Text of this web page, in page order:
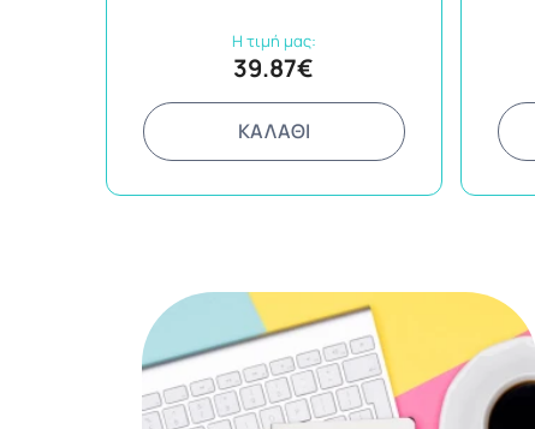
Η τιμή μας:
39.87€
ΚΑΛΑΘΙ